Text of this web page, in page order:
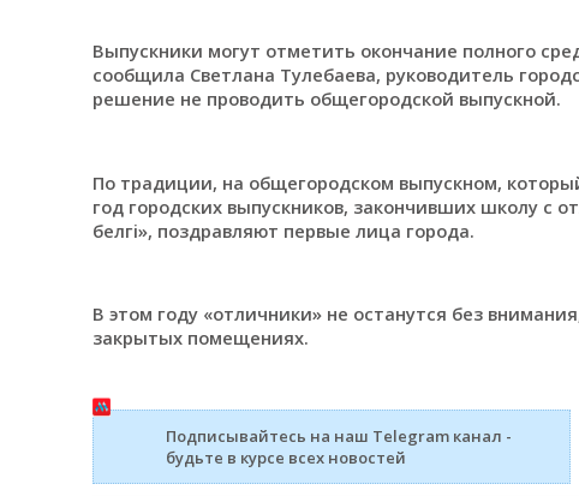
Выпускники могут отметить окончание полного
сообщила Светлана Тулебаева, руководитель
решение не проводить общегородской выпускной.
По традиции, на общегородском выпускном,
год городских выпускников, закончивших школу с
белгi», поздравляют первые лица города.
В этом году «отличники» не останутся без
закрытых помещениях.
Подписывайтесь на наш Telegram канал -
будьте в курсе всех новостей